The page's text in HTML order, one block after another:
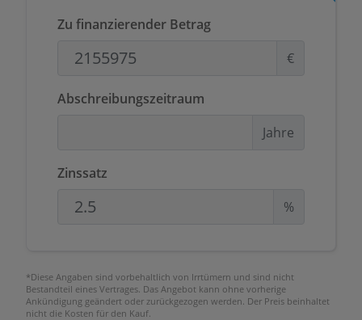
Zu finanzierender Betrag
€
Abschreibungszeitraum
Jahre
Zinssatz
%
*Diese Angaben sind vorbehaltlich von Irrtümern und sind nicht
Bestandteil eines Vertrages. Das Angebot kann ohne vorherige
Ankündigung geändert oder zurückgezogen werden. Der Preis beinhaltet
nicht die Kosten für den Kauf.